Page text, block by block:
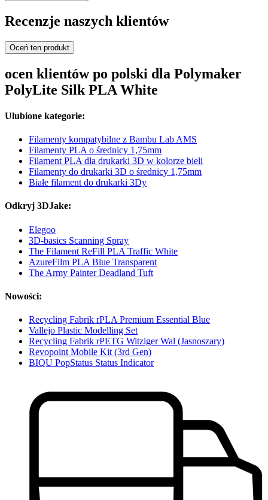
Recenzje naszych klientów
Oceń ten produkt
ocen klientów po polski dla Polymaker
PolyLite Silk PLA White
Ulubione kategorie:
Filamenty kompatybilne z Bambu Lab AMS
Filamenty PLA o średnicy 1,75mm
Filament PLA dla drukarki 3D w kolorze bieli
Filamenty do drukarki 3D o średnicy 1,75mm
Białe filament do drukarki 3Dy
Odkryj 3DJake:
Elegoo
3D-basics Scanning Spray
The Filament ReFill PLA Traffic White
AzureFilm PLA Blue Transparent
The Army Painter Deadland Tuft
Nowości:
Recycling Fabrik rPLA Premium Essential Blue
Vallejo Plastic Modelling Set
Recycling Fabrik rPETG Witziger Wal (Jasnoszary)
Revopoint Mobile Kit (3rd Gen)
BIQU PopStatus Status Indicator